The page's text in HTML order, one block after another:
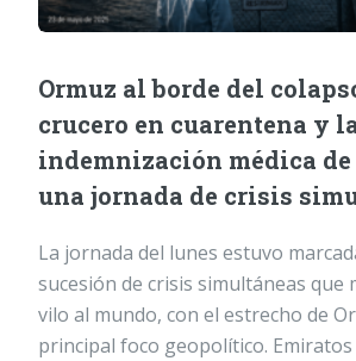
Ormuz al borde del
crucero en cuarentena y
indemnización médica de
una jornada de crisis
La jornada del lunes estuvo
sucesión de crisis simultáneas que
vilo al mundo, con el estrecho de
principal foco geopolítico.